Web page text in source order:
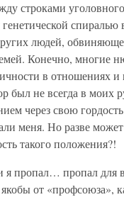
строками
спиралью
людей,
Конечно, многие
в отношениях
был не всегда в моих
через свою
меня. Но разве может
такого положения?!
я пропал… пропал для
от «профсоюза»,